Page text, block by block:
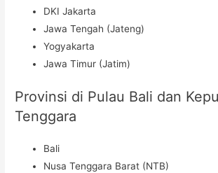
DKI Jakarta
Jawa Tengah (Jateng)
Yogyakarta
Jawa Timur (Jatim)
Provinsi di Pulau Bali dan
Tenggara
Bali
Nusa Tenggara Barat (NTB)